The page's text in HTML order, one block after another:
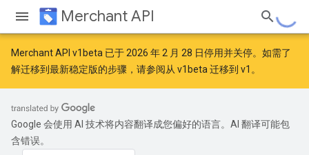
Merchant API
Merchant API v1beta 已于 2026 年 2 月 28 日停用并关停。如需了
解迁移到最新稳定版的步骤，请参阅从 v1beta 迁移到 v1 。
Google 会使用 AI 技术将内容翻译成您偏好的语言。AI 翻译可能包
含错误。